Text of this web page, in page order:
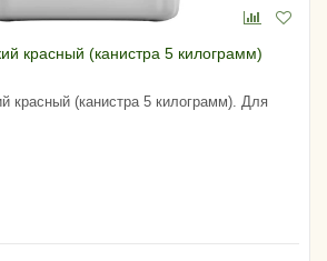
красный (канистра 5 килограмм)
красный (канистра 5 килограмм). Для